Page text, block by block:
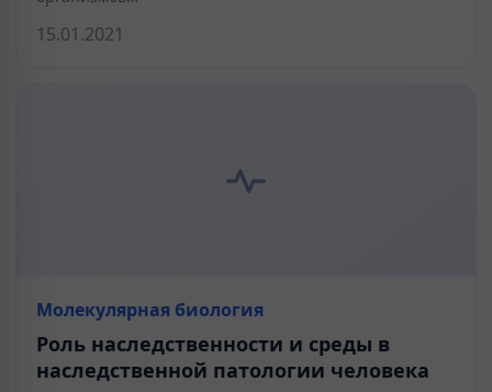
15.01.2021
Молекулярная биология
Роль наследственности и среды в
наследственной патологии человека